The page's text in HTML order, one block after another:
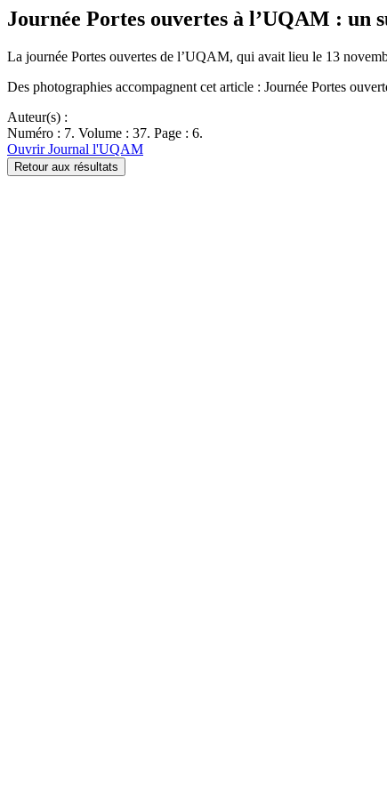
Journée Portes ouvertes à l’UQAM : un
La journée Portes ouvertes de l’UQAM, qui avait lieu le 13
Des photographies accompagnent cet article : Journée Portes
Auteur(s) :
Numéro : 7. Volume : 37. Page : 6.
Ouvrir Journal l'UQAM
Retour aux résultats